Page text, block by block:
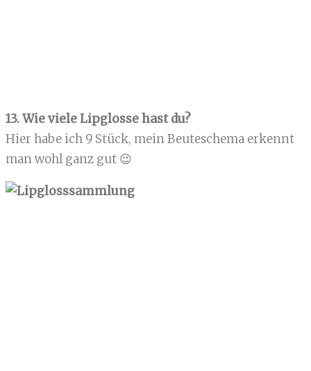
13. Wie viele Lipglosse hast du?
Hier habe ich 9 Stück, mein Beuteschema erkennt
man wohl ganz gut 😉